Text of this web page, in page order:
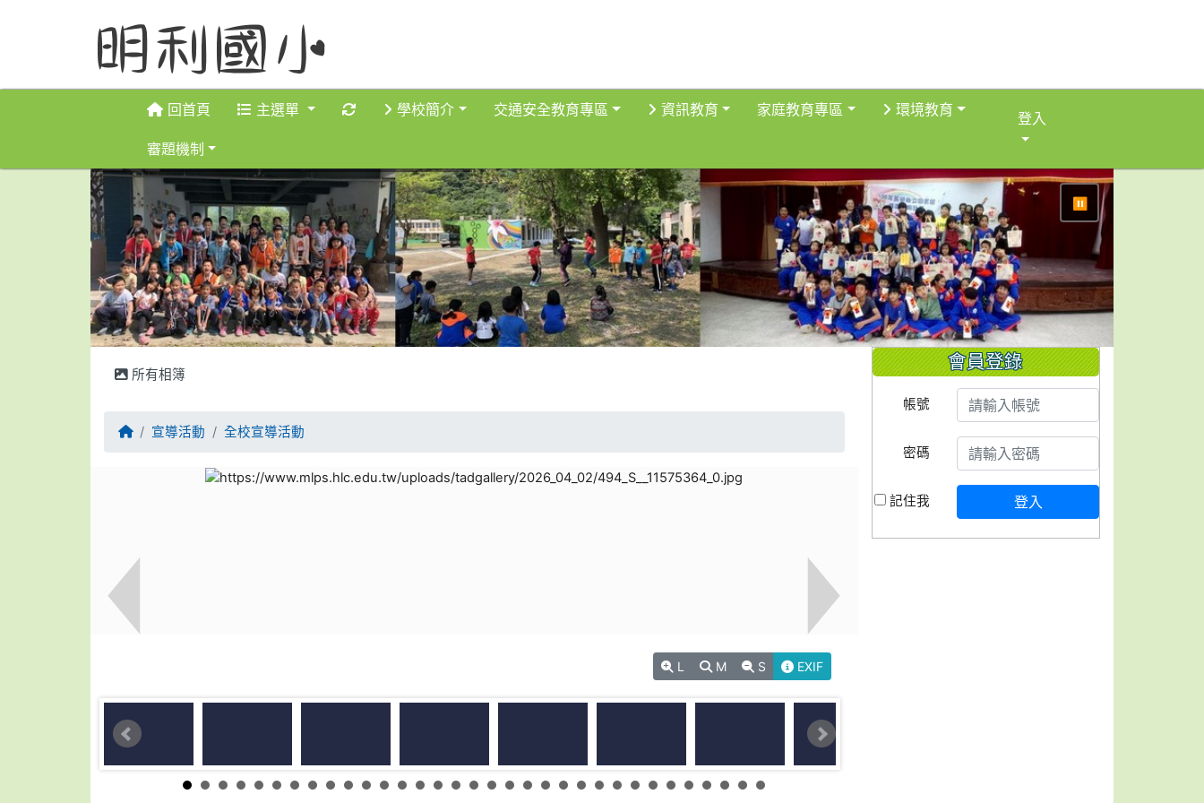
回首頁 主選單 重新取得佈景設定
學校簡介 交通安全教育專區 資訊教育 家庭教育專區 環境教育
審題機制
登入
⏸
所有相簿
回首頁宣導活動 全校宣導活動
L M S EXIF
會員登錄
帳號
密碼
記住我 登入